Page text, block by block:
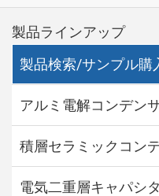
製品ラインアップ
製品検索/サンプル購
アルミ電解コンデン
積層セラミックコン
電気二重層キャパシタ